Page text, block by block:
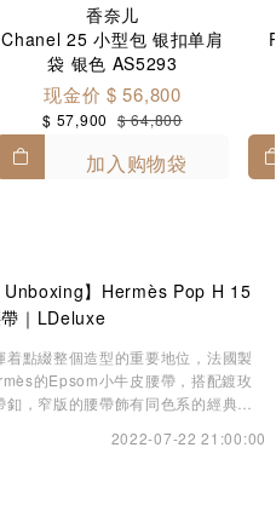
香奈儿
Chanel 25 小型包 银扣单肩
袋 银色 AS5293
现金价 $ 56,800
$ 57,900 $ 64,800
加入购物袋
Unboxing】Hermès Pop H 15
｜LDeluxe
着點綴整個造型的重要地位，法國製
的Epsom小牛皮腰帶，搭配鍍玫
釦，窄版的腰帶飾有同色系的經典
2022-07-22 21:00:00